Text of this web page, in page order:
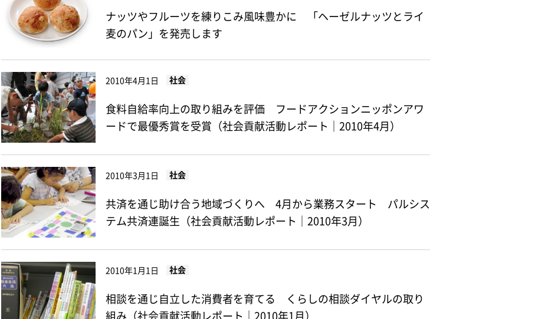
ナッツやフルーツを練りこみ風味豊かに 「ヘーゼルナッツとライ
麦のパン」を発売します
2010年4月1日 社会
食料自給率向上の取り組みを評価 フードアクションニッポンアワ
ードで最優秀賞を受賞（社会貢献活動レポート｜2010年4月）
2010年3月1日 社会
共済を通じ助け合う地域づくりへ 4月から業務スタート パルシス
テム共済連誕生（社会貢献活動レポート｜2010年3月）
2010年1月1日 社会
相談を通じ自立した消費者を育てる くらしの相談ダイヤルの取り
組み（社会貢献活動レポート｜2010年1月）